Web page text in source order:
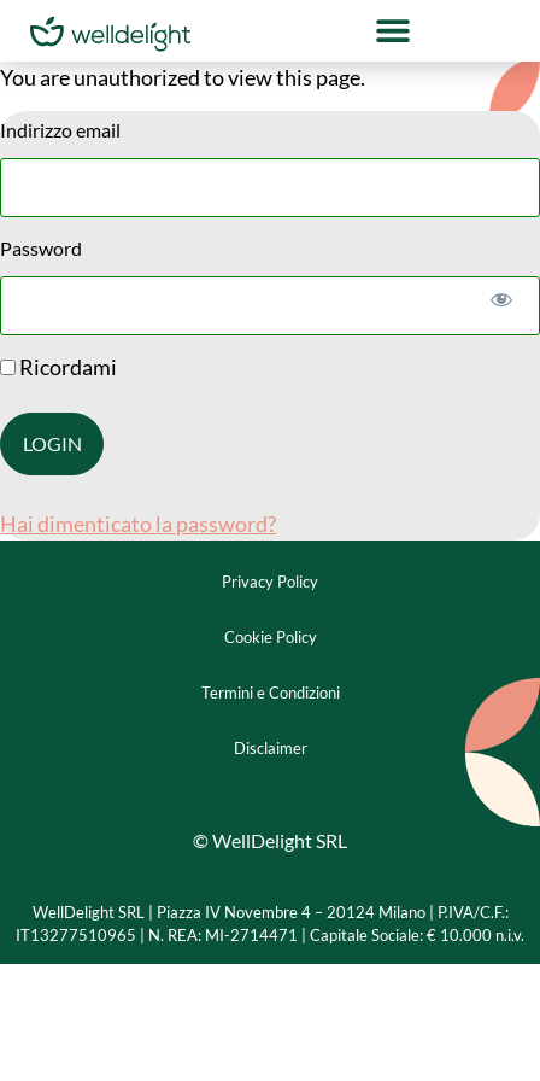
You are unauthorized to view this page.
Indirizzo email
Password
Ricordami
Hai dimenticato la password?
Privacy Policy
Cookie Policy
Termini e Condizioni
Disclaimer
© WellDelight SRL
WellDelight SRL | Piazza IV Novembre 4 – 20124 Milano | P.IVA/C.F.:
IT13277510965 | N. REA: MI-2714471 | Capitale Sociale: € 10.000 n.i.v.